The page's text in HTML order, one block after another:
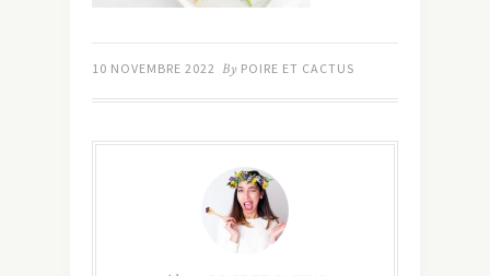
10 NOVEMBRE 2022 By POIRE ET CACTUS